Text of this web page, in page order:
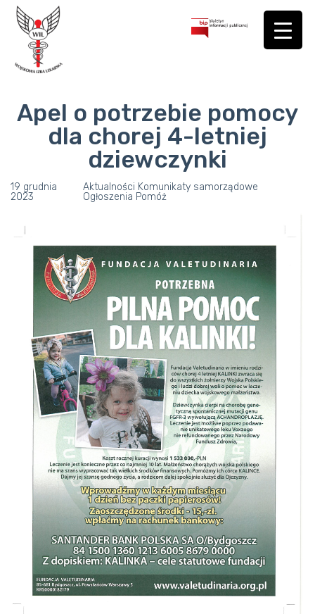
19 grudnia
2023
Aktualności Komunikaty samorządowe
Ogłoszenia Pomóż
Apel o potrzebie pomocy
dla chorej 4-letniej
dziewczynki